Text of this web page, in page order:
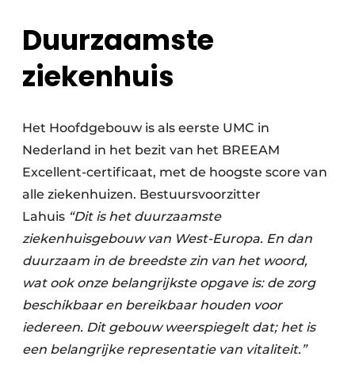
Duurzaamste
ziekenhuis
Het Hoofdgebouw is als eerste UMC in
Nederland in het bezit van het BREEAM
Excellent-certificaat, met de hoogste score van
alle ziekenhuizen. Bestuursvoorzitter
Lahuis “Dit is het duurzaamste
ziekenhuisgebouw van West-Europa. En dan
duurzaam in de breedste zin van het woord,
wat ook onze belangrijkste opgave is: de zorg
beschikbaar en bereikbaar houden voor
iedereen. Dit gebouw weerspiegelt dat; het is
een belangrijke representatie van vitaliteit.”